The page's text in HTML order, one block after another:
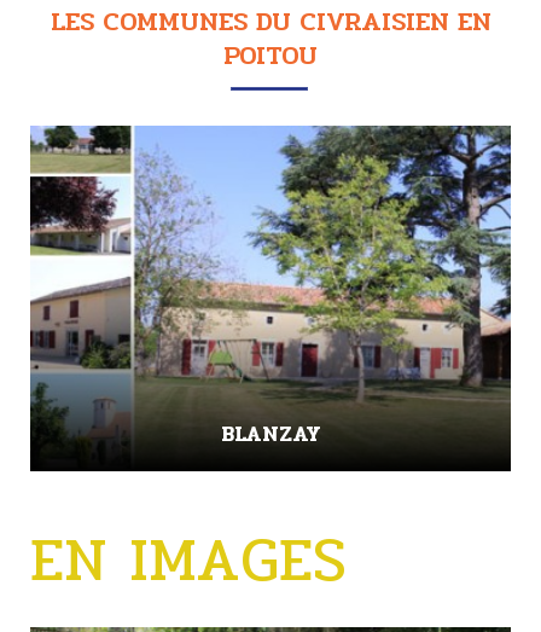
LES COMMUNES DU CIVRAISIEN EN
POITOU
BLANZAY
EN IMAGES